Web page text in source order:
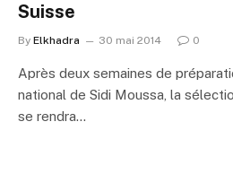
Suisse
By Elkhadra 30 mai 2014 0
Après deux semaines de
national de Sidi Moussa, la
se rendra…